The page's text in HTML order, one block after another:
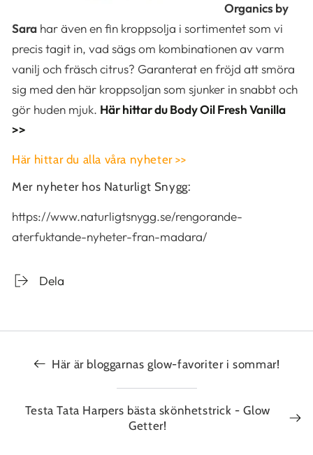
Organics by
Sara har även en fin kroppsolja i sortimentet som vi
precis tagit in, vad sägs om kombinationen av varm
vanilj och fräsch citrus? Garanterat en fröjd att smöra
sig med den här kroppsoljan som sjunker in snabbt och
gör huden mjuk. Här hittar du Body Oil Fresh Vanilla
>>
Här hittar du alla våra nyheter >>
Mer nyheter hos Naturligt Snygg:
https://www.naturligtsnygg.se/rengorande-
aterfuktande-nyheter-fran-madara/
Dela
Här är bloggarnas glow-favoriter i sommar!
Testa Tata Harpers bästa skönhetstrick - Glow
Getter!